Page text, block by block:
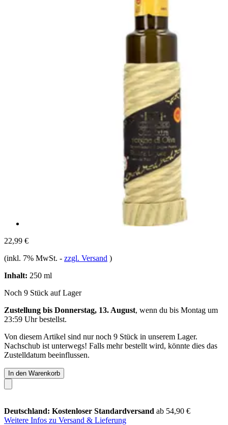
22,99 €
(inkl. 7% MwSt. - zzgl. Versand )
Inhalt: 250 ml
Noch 9 Stück auf Lager
Zustellung bis Donnerstag, 13. August, wenn du bis Montag um
23:59 Uhrbestellst.
Von diesem Artikel sind nur noch 9 Stück in unserem Lager.
Nachschub ist unterwegs! Falls mehr bestellt wird, könnte dies das
Zustelldatum beeinflussen.
In den Warenkorb
Deutschland: Kostenloser Standardversand ab 54,90 €
Weitere Infos zu Versand & Lieferung